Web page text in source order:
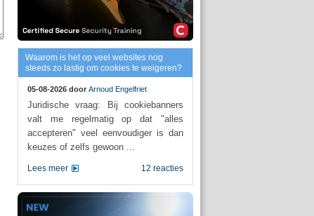
Waarom is het op veel websites nog
steeds zo lastig om cookies te weigeren?
05-08-2026 door Arnoud Engelfriet
Juridische vraag: Bij cookiebanners
valt me regelmatig op dat "alles
accepteren" veel eenvoudiger is dan
keuzes of zelfs gewoon ...
12 reacties
Lees meer